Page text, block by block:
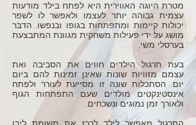
מטרת היוגה האווירית היא לפתח בילד מודעות
עצמית גבוהה יותר לעצמו ולאפשר לו לשפר
יכולות קיימות ומתפתחות בגופו ובנפשו. הדבר
מושג על ידי פעילות משחקית מגוונת המתבצעת
בערסלי משי.
בעת תרגול הילדים חווים את הסביבה ואת
עצמם מזוויות שונות שאינן זמינות להם ביום
יום. הסתכלות שונה זו מסייעת לעורר ולפתח
אינסטינקטים מולדים שעם התפתחות הגוף
ולאורך זמן נמוגים ונשכחים.